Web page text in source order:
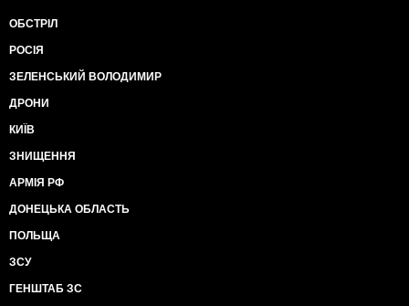
ОБСТРІЛ
РОСІЯ
ЗЕЛЕНСЬКИЙ ВОЛОДИМИР
ДРОНИ
КИЇВ
ЗНИЩЕННЯ
АРМІЯ РФ
ДОНЕЦЬКА ОБЛАСТЬ
ПОЛЬЩА
ЗСУ
ГЕНШТАБ ЗС